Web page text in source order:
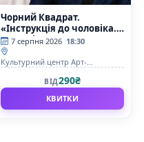
Чорний Квадрат.
«Інструкція до чоловіка.
Гарантія щастя»
7 серпня 2026 18:30
Культурний центр Арт-
ВІД290₴
КВИТКИ